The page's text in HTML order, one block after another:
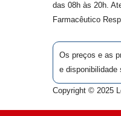
das 08h às 20h.
Farmacêutico
Os preços e as
e disponibilidade
Copyright © 2025